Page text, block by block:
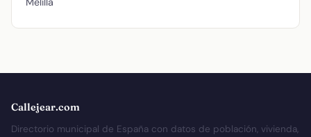
Callejear.com
Directorio municipal de España con datos de población, vivienda,